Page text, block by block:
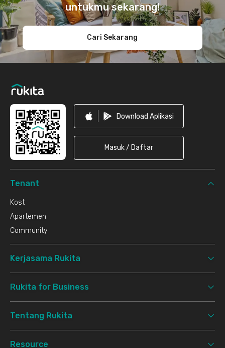
untukmu sekarang!
Cari Sekarang
Download Aplikasi
Masuk / Daftar
Tenant
Kost
Apartemen
Community
Kerjasama Rukita
Rukita for Business
Tentang Rukita
Resource